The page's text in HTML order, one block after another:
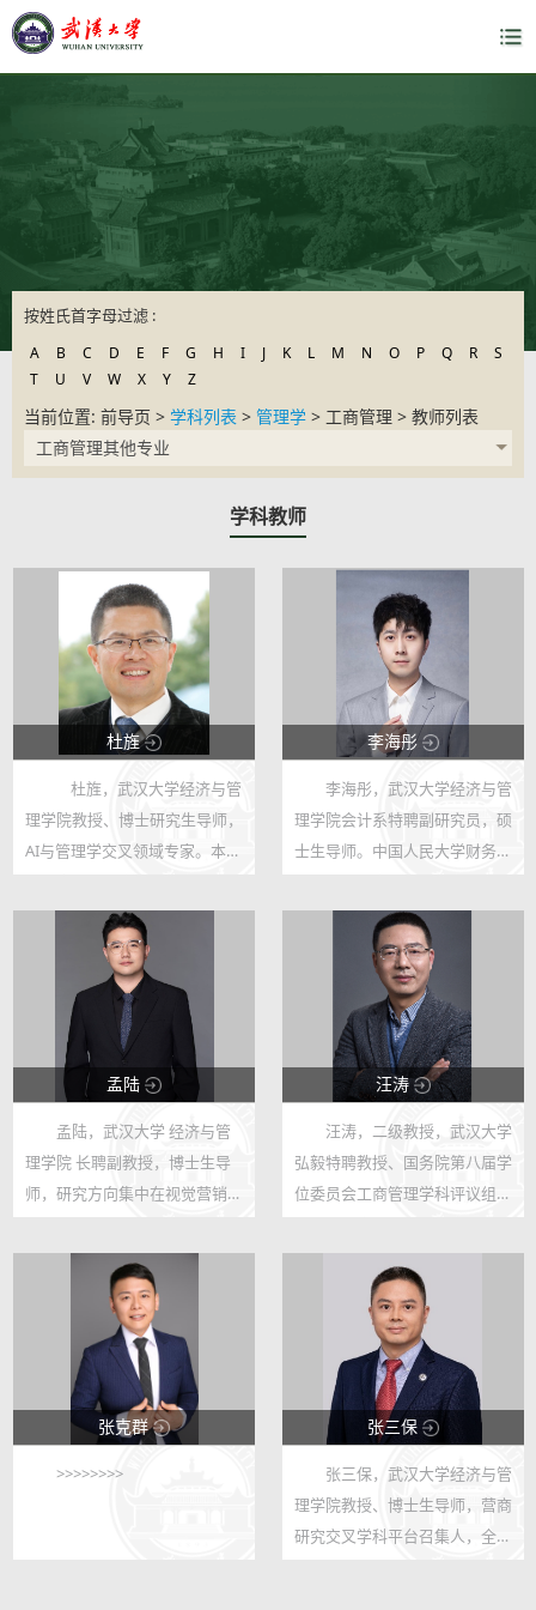
按姓氏首字母过滤 :
A B C D E F G H I J K L M N O P Q R
S
T
U V W X Y Z
当前位置: 前导页 > 学科列表 > 管理学 > 工商管理 > 教师列表
工商管理其他专业
学科教师
杜旌
10524
6
杜旌，武汉大学经济与管
理学院教授、博士研究生导师，
AI与管理学交叉领域专家。本科
工大学深耕工程领域，后跨界管
理学获华中科技大学管理学博士
学位，并赴加拿大麦吉尔大学、
李海彤
4582
45
李海彤，武汉大学经济与管
理学院会计系特聘副研究员，硕
士生导师。中国人民大学财务学
大学联合培养，中国金融四十人
(CF40)青年论坛成员。论文发表
于《经济研究》《管理世界》
孟陆
14087
307
孟陆，武汉大学 经济与管
理学院 长聘副教授，博士生导
师，研究方向集中在视觉营销与
Consumer Research (UTD 24,
FT 50), Journal of Marketing
Research (UTD 24, FT 50)，
Journal of Bus...
汪涛
35636
16
汪涛，二级教授，武汉大学
弘毅特聘教授、国务院第八届学
位委员会工商管理学科评议组成
（一级学会）会长。入选国家高
层次人才特殊支持计划哲学社会
科学领军人才、教育部青年长江
张克群
>>>>>>>>
张三保
133818
373
张三保，武汉大学经济与管
理学院教授、博士生导师，营商
研究交叉学科平台召集人，全球